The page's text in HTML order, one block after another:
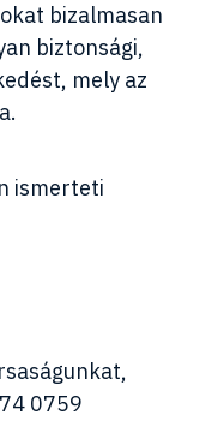
bizalmasan
biztonsági,
mely az
ismerteti
0759